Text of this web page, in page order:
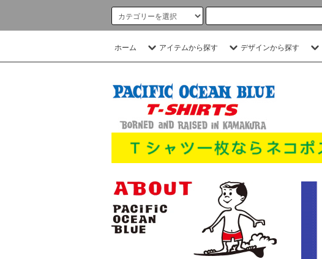
ホーム アイテムから探す デザインから探す